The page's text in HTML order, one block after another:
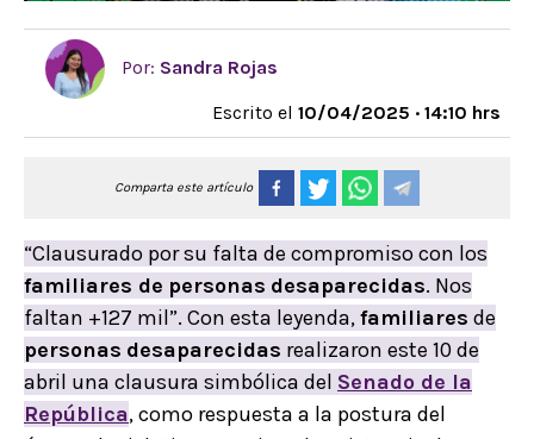
Por: Sandra Rojas
Escrito el 10/04/2025 · 14:10 hrs
Comparta este artículo
“Clausurado por su falta de compromiso con los
familiares de personas desaparecidas. Nos
faltan +127 mil”. Con esta leyenda,familiares de
personas desaparecidas realizaron este 10 de
abril una clausura simbólica del Senado de la
República, como respuesta a la postura del